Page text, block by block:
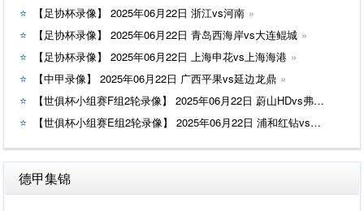
【足协杯录像】 2025年06月22日 浙江vs河南
【足协杯录像】 2025年06月22日 青岛西海岸vs大连鲲城
【足协杯录像】 2025年06月22日 上海申花vs上海海港
【中甲录像】 2025年06月22日 广西平果vs延边龙鼎
【世俱杯小组赛F组2轮录像】 2025年06月22日 蔚山HDvs弗鲁米嫩塞
【世俱杯小组赛E组2轮录像】 2025年06月22日 浦和红钻vs国际米兰
德甲集锦